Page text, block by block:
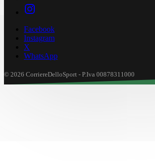
Facebook
Instagram
X
WhatsApp
© 2026 CorriereDelloSport - P.Iva 00878311000